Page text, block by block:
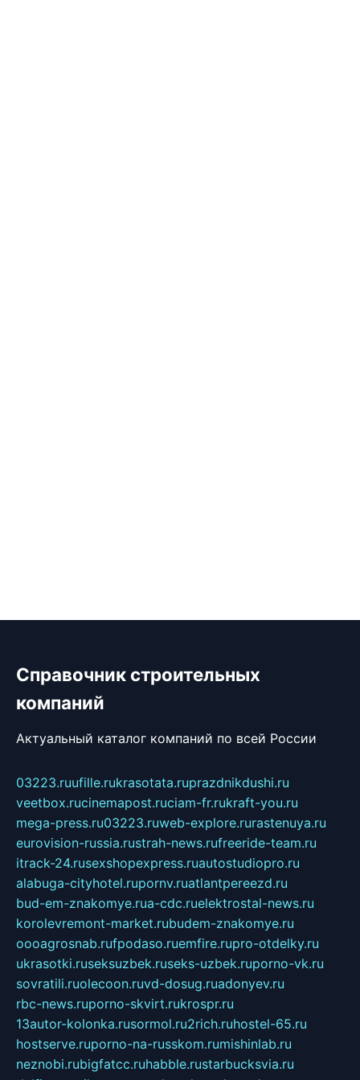
Справочник строительных
компаний
Актуальный каталог компаний по всей России
03223.ruufille.rukrasotata.ruprazdnikdushi.ru
veetbox.rucinemapost.ruciam-fr.rukraft-you.ru
mega-press.ru03223.ruweb-explore.rurastenuya.ru
eurovision-russia.rustrah-news.rufreeride-team.ru
itrack-24.rusexshopexpress.ruautostudiopro.ru
alabuga-cityhotel.rupornv.ruatlantpereezd.ru
bud-em-znakomye.rua-cdc.ruelektrostal-news.ru
korolevremont-market.rubudem-znakomye.ru
oooagrosnab.rufpodaso.ruemfire.rupro-otdelky.ru
ukrasotki.ruseksuzbek.ruseks-uzbek.ruporno-vk.ru
sovratili.ruolecoon.ruvd-dosug.ruadonyev.ru
rbc-news.ruporno-skvirt.rukrospr.ru
13autor-kolonka.rusormol.ru2rich.ruhostel-65.ru
hostserve.ruporno-na-russkom.rumishinlab.ru
neznobi.rubigfatcc.ruhabble.rustarbucksvia.ru